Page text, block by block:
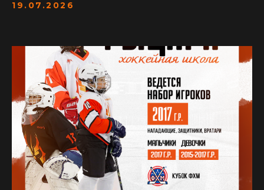
19.07.2026
ОЛОНЕЦКИЙ ПРОЕЗД, 5/1А
(МЕТРО МЕДВЕДКОВО)
Ждем вас в гости
Мы на связи с 08:00 до 22:00
МЕНЕДЖЕР АРЕНДЫ
ЛЬДА
АРЕНДА ТЕННИСНЫХ
КОРТОВ
МЕНЕДЖЕР ШКОЛ ФК
8(985)577-45-77
8(985)557-52-77
РЕСЕПШЕН 8(985)577-48-77
8(985)577-61-77